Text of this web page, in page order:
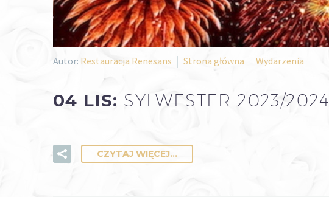
Autor: Restauracja Renesans Strona główna Wydarzenia
04 LIS: SYLWESTER 2023/2024
CZYTAJ WIĘCEJ...